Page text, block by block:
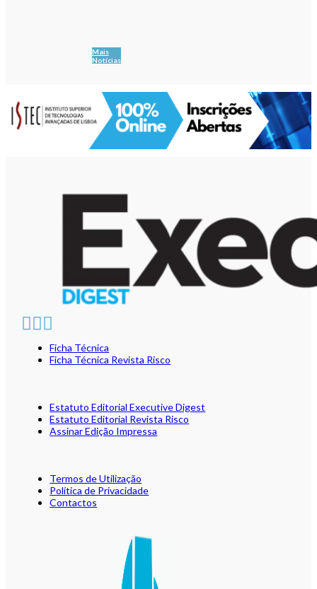
Mais
Notícias
Ficha Técnica
Ficha Técnica Revista Risco
Estatuto Editorial Executive Digest
Estatuto Editorial Revista Risco
Assinar Edição Impressa
Termos de Utilização
Política de Privacidade
Contactos